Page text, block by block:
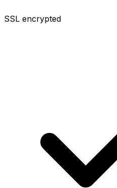
SSL encrypted